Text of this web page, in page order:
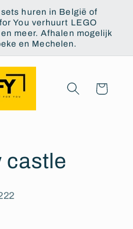
huren in België of
You verhuurt LEGO
meer. Afhalen mogelijk
en Mechelen.
Cart
castle